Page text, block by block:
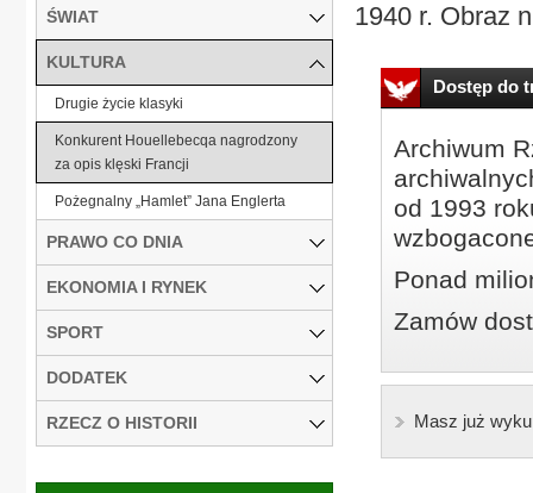
1940 r. Obraz
Dostęp do
Archiwum
od 1993
Ponad
Zamów
Masz już
ŚWIAT
KULTURA
Drugie życie klasyki
Konkurent Houellebecqa nagrodzony
za opis klęski Francji
Pożegnalny „Hamlet” Jana Englerta
PRAWO CO DNIA
EKONOMIA I RYNEK
SPORT
DODATEK
RZECZ O HISTORII